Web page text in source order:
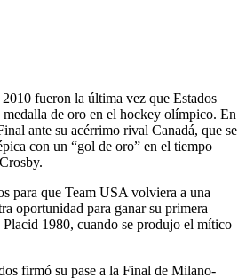
fueron la última vez que Estados
de oro en el hockey olímpico. En
ante su acérrimo rival Canadá, que se
con un “gol de oro” en el tiempo
para que Team USA volviera a una
oportunidad para ganar su primera
Placid 1980, cuando se produjo el mítico
firmó su pase a la Final de Milano-